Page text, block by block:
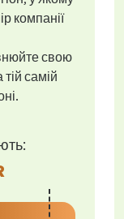
компанії
свою
самій